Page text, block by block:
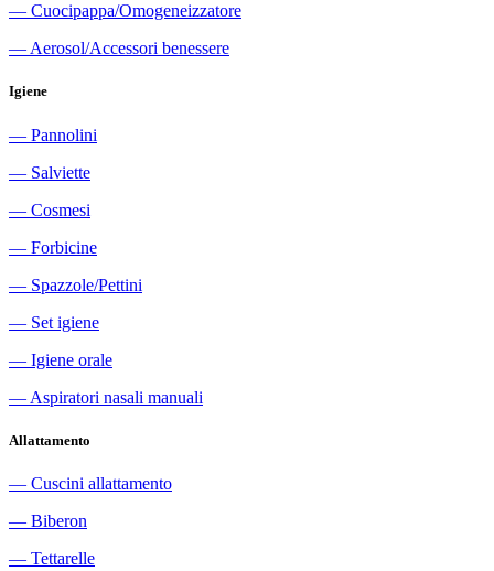
― Cuocipappa/Omogeneizzatore
― Aerosol/Accessori benessere
Igiene
― Pannolini
― Salviette
― Cosmesi
― Forbicine
― Spazzole/Pettini
― Set igiene
― Igiene orale
― Aspiratori nasali manuali
Allattamento
― Cuscini allattamento
― Biberon
― Tettarelle